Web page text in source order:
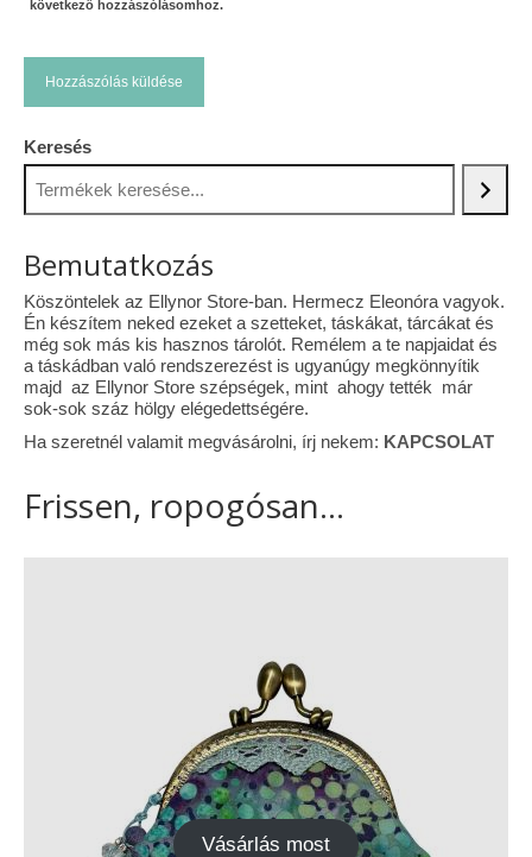
következő hozzászólásomhoz.
Keresés
Bemutatkozás
Köszöntelek az Ellynor Store-ban. Hermecz Eleonóra vagyok.
Én készítem neked ezeket a szetteket, táskákat, tárcákat és
még sok más kis hasznos tárolót. Remélem a te napjaidat és
a táskádban való rendszerezést is ugyanúgy megkönnyítik
majd az Ellynor Store szépségek, mint ahogy tették már
sok-sok száz hölgy elégedettségére.
Ha szeretnél valamit megvásárolni, írj nekem: KAPCSOLAT
Frissen, ropogósan...
Vásárlás most